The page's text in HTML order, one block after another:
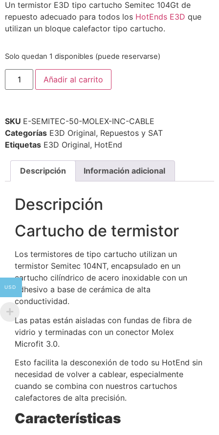
Un termistor E3D tipo cartucho Semitec 104Gt de
repuesto adecuado para todos los HotEnds E3D que
utilizan un bloque calefactor tipo cartucho.
Solo quedan 1 disponibles (puede reservarse)
Añadir al carrito
SKU E-SEMITEC-50-MOLEX-INC-CABLE
Categorías E3D Original, Repuestos y SAT
Etiquetas E3D Original, HotEnd
Descripción Información adicional
Descripción
Cartucho de termistor
Los termistores de tipo cartucho utilizan un
termistor Semitec 104NT, encapsulado en un
cartucho cilíndrico de acero inoxidable con un
adhesivo a base de cerámica de alta
conductividad.
Las patas están aisladas con fundas de fibra de
vidrio y terminadas con un conector Molex
Microfit 3.0.
Esto facilita la desconexión de todo su HotEnd sin
necesidad de volver a cablear, especialmente
cuando se combina con nuestros cartuchos
calefactores de alta precisión.
Características
USD